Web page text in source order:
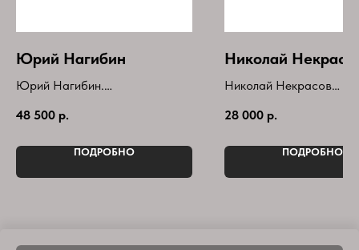
Юрий Нагибин
Юрий Нагибин.
Собрание сочинений в 7 томах
.
48 500 р.
ПОДРОБНО
Николай
Николай Некрасов
томах(комплект)
Букинистическое
28 000 р.
ПОДРОБНО